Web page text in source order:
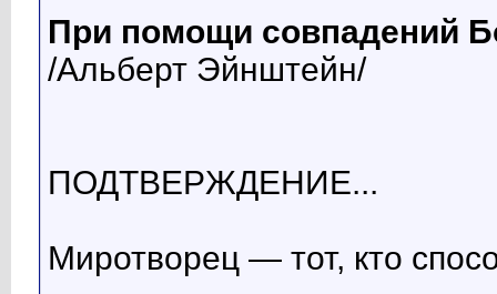
При помощи совпадений
/Альберт Эйнштейн/
ПОДТВЕРЖДЕНИЕ...
Миротворец — тот, кто